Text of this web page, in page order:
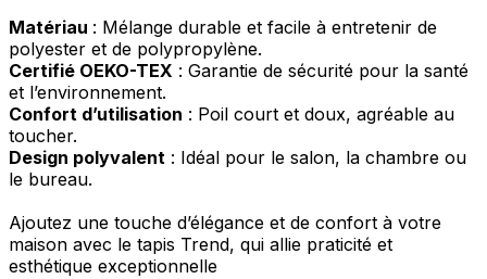
Matériau : Mélange durable et facile à entretenir de
polyester et de polypropylène.
Certifié OEKO-TEX : Garantie de sécurité pour la santé
et l’environnement.
Confort d’utilisation : Poil court et doux, agréable au
toucher.
Design polyvalent : Idéal pour le salon, la chambre ou
le bureau.
Ajoutez une touche d’élégance et de confort à votre
maison avec le tapis Trend, qui allie praticité et
esthétique exceptionnelle